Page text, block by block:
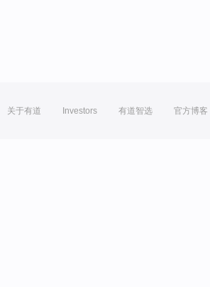
关于有道 Investors 有道智选 官方博客